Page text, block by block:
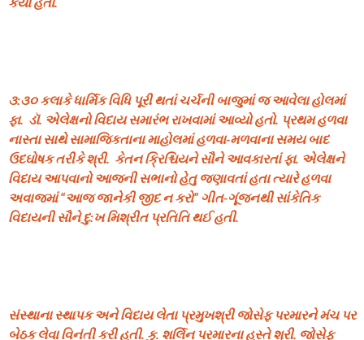
૩:૩૦ કલાકે ધાર્મિક વિધિ પૂરી થતાં ચર્ચની બાજુમાં જ આવેલા હોલમાં
ફા. ડૉ. એલેક્ષનો વિદાય સમારંભ રાખવામાં આવ્યો હતો. પ્રથમ હળવા
નાસ્તા સાથે સામાજિકતાના માહોલમાં હળવા-મળવાના સમય બાદ
ઉદઘોષક તરીકે શ્રી. કેતન ક્રિશ્ચિયને સૌને આવકારતાં ફા. એલેક્ષને
વિદાય આપવાનો આજની સભાનો હેતુ જણાવતાં હતા ત્યારે હળવા
અવાજમાં “આજ જાનેકી જીદ ન કરો” ગીત-ગૂંજનથી સાંકેતિક
વિદાયની સૌને દુ:ખ મિશ્રીત પ્રતિતિ થઈ હતી.
સંસ્થાના સ્થાપક અને વિદાય લેતા પ્રમુખશ્રી જોસેફ પરમારને મંચ પર
બેઠક લેવા વિનંતી કરી હતી. કુ. શર્લિન પરમારના હસ્તે શ્રી. જોસેફ